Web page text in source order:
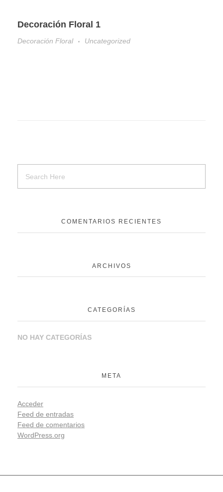
Decoración Floral 1
Decoración Floral Uncategorized
COMENTARIOS RECIENTES
ARCHIVOS
CATEGORÍAS
NO HAY CATEGORÍAS
META
Acceder
Feed de entradas
Feed de comentarios
WordPress.org